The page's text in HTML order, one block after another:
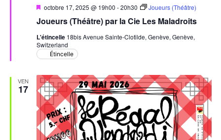
Joueurs (Théâtre) par la Cie Les Maladroits
Mis
avant
octobre 17, 2025 @ 19h00 -20h30 Joueurs (Théâtre)
L'étincelle 18bis Avenue Sainte-Clotilde, Genève, Genève,
Switzerland
Étincelle
VEN
17